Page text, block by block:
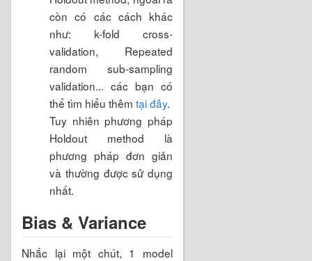
còn có các cách khác
như: k-fold cross-
validation, Repeated
random sub-sampling
validation... các bạn có
thể tìm hiểu thêm tại đây.
Tuy nhiên phương pháp
Holdout method là
phương pháp đơn giản
và thường được sử dụng
nhất.
Bias & Variance
Nhắc lại một chút, 1 model